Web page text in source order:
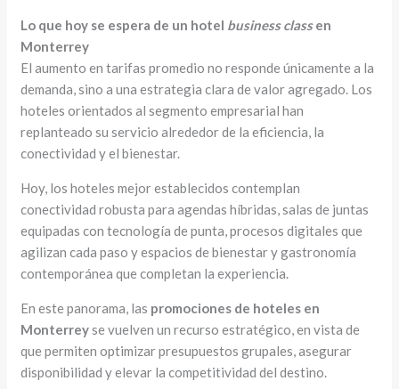
Lo que hoy se espera de un hotel business classen
Monterrey
El aumento en tarifas promedio no responde únicamente a la
demanda, sino a una estrategia clara de valor agregado. Los
hoteles orientados al segmento empresarial han
replanteado su servicio alrededor de la eficiencia, la
conectividad y el bienestar.
Hoy, los hoteles mejor establecidos contemplan
conectividad robusta para agendas híbridas, salas de juntas
equipadas con tecnología de punta, procesos digitales que
agilizan cada paso y espacios de bienestar y gastronomía
contemporánea que completan la experiencia.
En este panorama, las promociones de hoteles en
Monterreyse vuelven un recurso estratégico, en vista de
que permiten optimizar presupuestos grupales, asegurar
disponibilidad y elevar la competitividad del destino.